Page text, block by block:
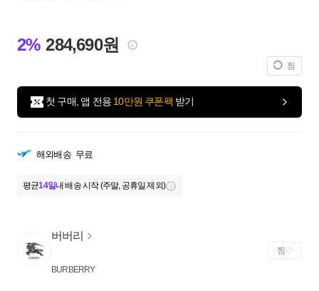
2% 284,690원
찜
첫 구매, 앱 전용 10만원 쿠폰팩 받기
해외배송 무료
평균14일내 배송 시작 (주말, 공휴일 제외)
버버리
BURBERRY
찜